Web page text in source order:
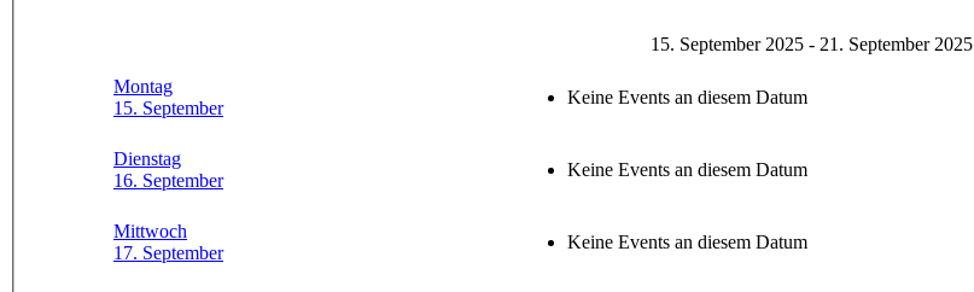
15. September 2025 - 21. September 2025
Montag
15. September
Keine Events an diesem Datum
Dienstag
16. September
Keine Events an diesem Datum
Mittwoch
17. September
Keine Events an diesem Datum